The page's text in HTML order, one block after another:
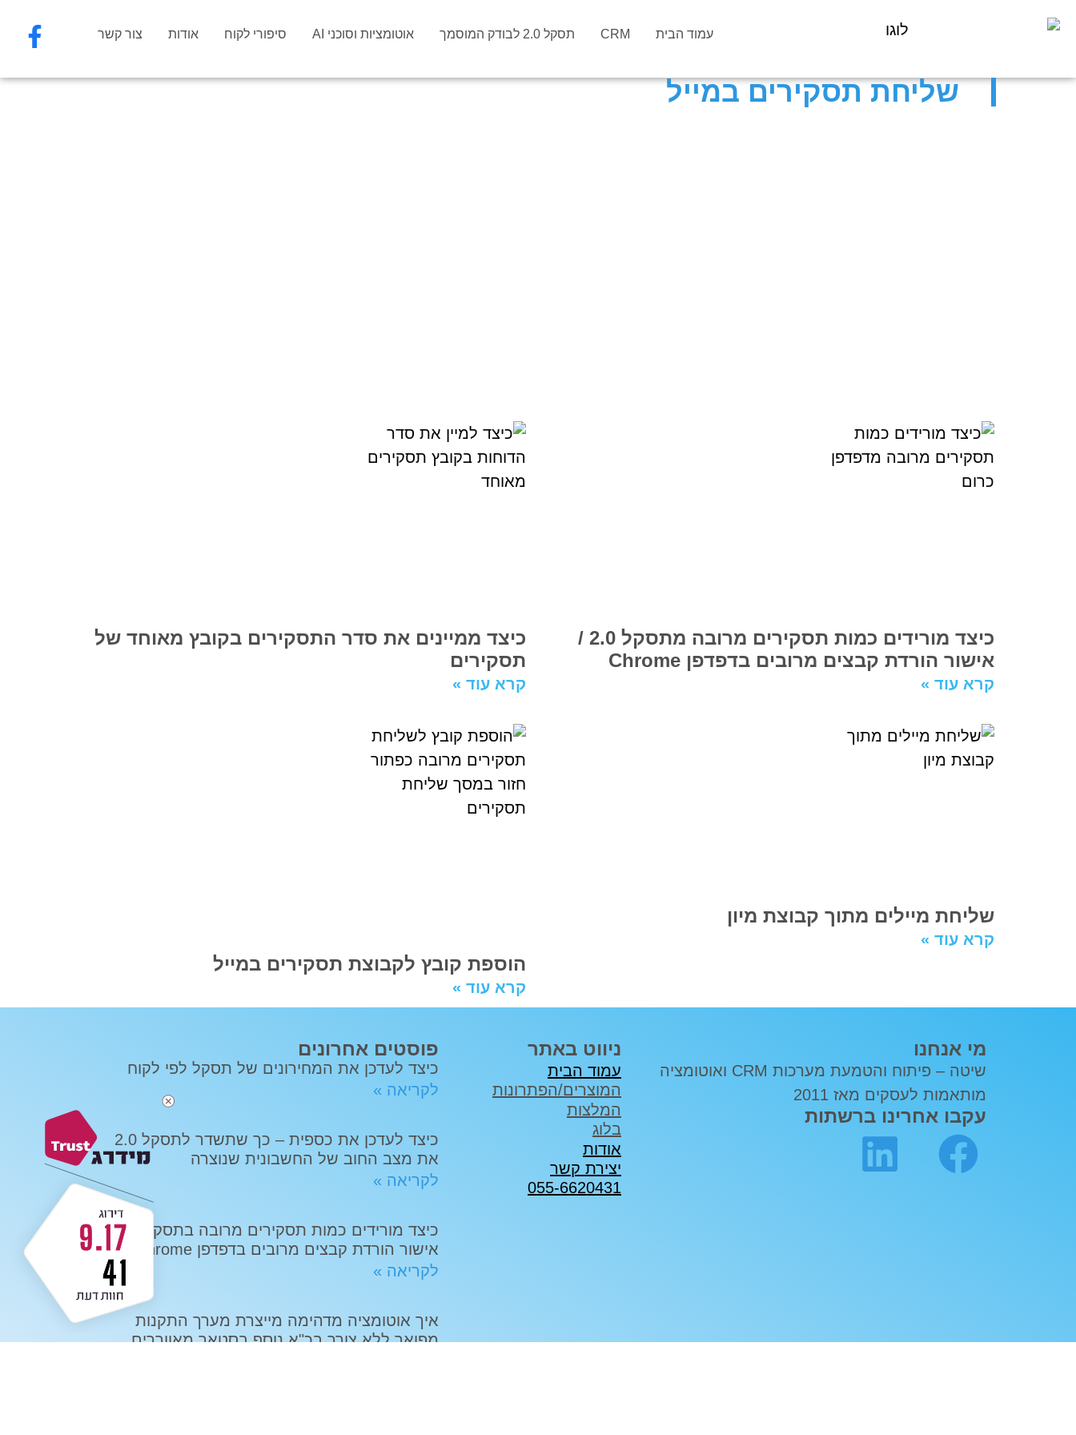
עמוד הבית CRM תסקל 2.0 לבודק המוסמך אוטומציות וסוכני AI סיפורי לקוח אודות צור קשר
שליחת תסקירים במייל
כיצד מורידים כמות תסקירים מרובה מתסקל 2.0 /
אישור הורדת קבצים מרובים בדפדפן Chrome
קרא עוד »
כיצד ממיינים את סדר התסקירים בקובץ מאוחד של
תסקירים
קרא עוד »
שליחת מיילים מתוך קבוצת מיון
קרא עוד »
הוספת קובץ לקבוצת תסקירים במייל
קרא עוד »
מי אנחנו
שיטה – פיתוח והטמעת מערכות CRM ואוטומציה
מותאמות לעסקים מאז 2011
עקבו אחרינו ברשתות
ניווט באתר
עמוד הבית
המוצרים/הפתרונות
המלצות
בלוג
אודות
יצירת קשר
055-6620431
פוסטים אחרונים
כיצד לעדכן את המחירונים של תסקל לפי לקוח
לקריאה »
כיצד לעדכן את כספית – כך שתשדר לתסקל 2.0
את מצב החוב של החשבונית שנוצרה
לקריאה »
כיצד מורידים כמות תסקירים מרובה בתסקל 2.0 /
אישור הורדת קבצים מרובים בדפדפן Chrome
לקריאה »
איך אוטומציה מדהימה מייצרת מערך התקנות
מפואר ללא צורך בכ"א נוסף בסטאר מאווררים
9.17
41